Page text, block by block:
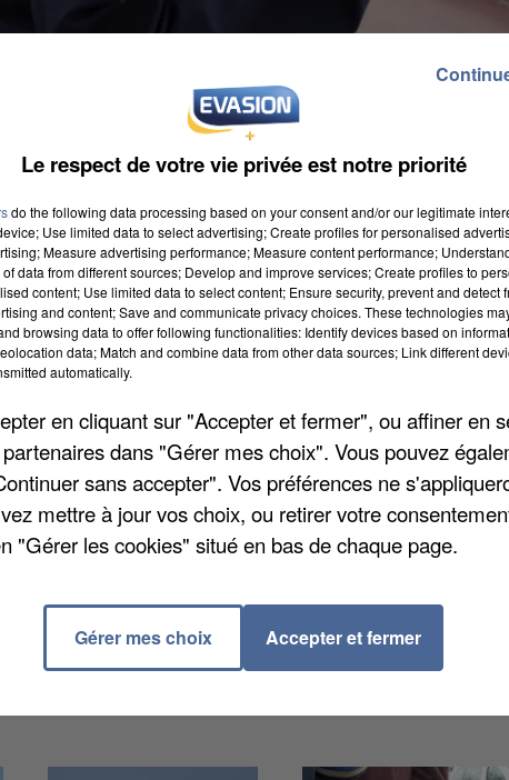
du ministère de l'Intérieur. Les chiffres
à établir un point sur la délinquance à la mi-année
à la hausse au premier semestre. Cette
Cela désigne tous les actes commis avec violence,
de ces faits ont été répertoriés entre juillet 2024 et
un an plus tôt.
Le respect de votre vie privée est notre priorité
do the following data processing based on your consent and/or our legitimate
Use limited data to select advertising; Create profiles for personalised
Measure advertising performance; Measure content performance;
data from different sources; Develop and improve services; Create profiles to
content; Use limited data to select content; Ensure security, prevent and detect
and content; Save and communicate privacy choices. These technologies
browsing data to offer following functionalities: Identify devices based on
data; Match and combine data from other data sources; Link different
automatically.
en cliquant sur "Accepter et fermer", ou affiner en
dans "Gérer mes choix". Vous pouvez
sans accepter". Vos préférences ne
mettre à jour vos choix, ou retirer votre
"Gérer les cookies" situé en bas de chaque page.
Gérer mes choix Accepter et fermer